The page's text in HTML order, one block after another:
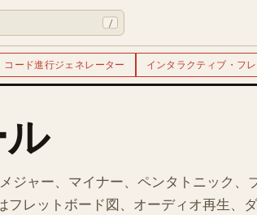
/
コード進行ジェネレーター インタラクティブ・フ
ジャー、マイナー、ペンタトニック、
フレットボード図、オーディオ再生、